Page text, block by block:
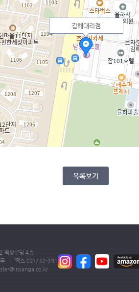
김해대리점
목록보기
백상빌딩 4층
팩스 02)732-3919